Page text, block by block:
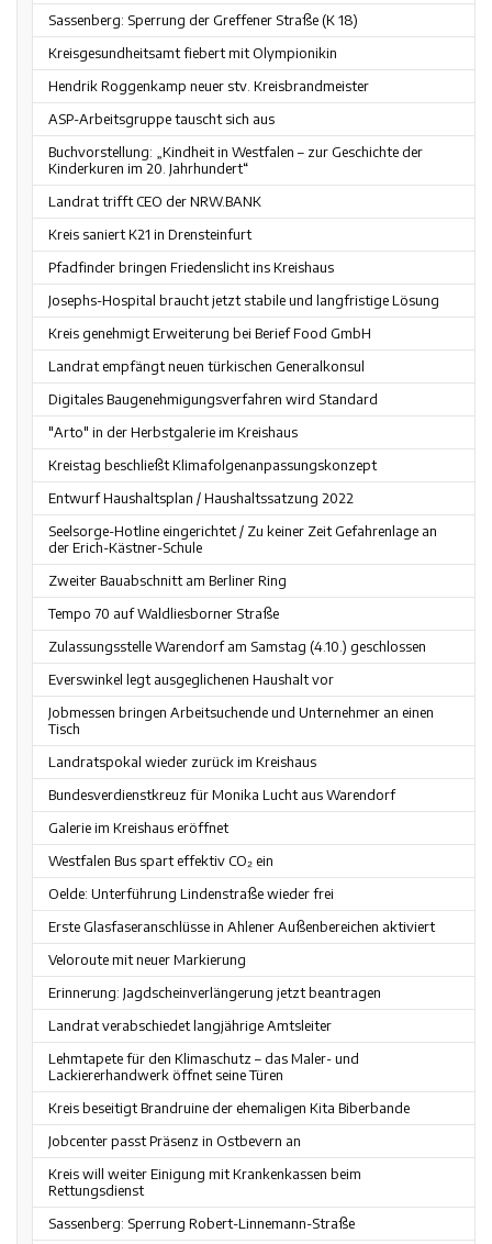
Sassenberg: Sperrung der Greffener Straße (K 18)
Kreisgesundheitsamt fiebert mit Olympionikin
Hendrik Roggenkamp neuer stv. Kreisbrandmeister
ASP-Arbeitsgruppe tauscht sich aus
Buchvorstellung: „Kindheit in Westfalen – zur Geschichte der
Kinderkuren im 20. Jahrhundert“
Landrat trifft CEO der NRW.BANK
Kreis saniert K21 in Drensteinfurt
Pfadfinder bringen Friedenslicht ins Kreishaus
Josephs-Hospital braucht jetzt stabile und langfristige Lösung
Kreis genehmigt Erweiterung bei Berief Food GmbH
Landrat empfängt neuen türkischen Generalkonsul
Digitales Baugenehmigungsverfahren wird Standard
"Arto" in der Herbstgalerie im Kreishaus
Kreistag beschließt Klimafolgenanpassungskonzept
Entwurf Haushaltsplan / Haushaltssatzung 2022
Seelsorge-Hotline eingerichtet / Zu keiner Zeit Gefahrenlage an
der Erich-Kästner-Schule
Zweiter Bauabschnitt am Berliner Ring
Tempo 70 auf Waldliesborner Straße
Zulassungsstelle Warendorf am Samstag (4.10.) geschlossen
Everswinkel legt ausgeglichenen Haushalt vor
Jobmessen bringen Arbeitsuchende und Unternehmer an einen
Tisch
Landratspokal wieder zurück im Kreishaus
Bundesverdienstkreuz für Monika Lucht aus Warendorf
Galerie im Kreishaus eröffnet
Westfalen Bus spart effektiv CO₂ ein
Oelde: Unterführung Lindenstraße wieder frei
Erste Glasfaseranschlüsse in Ahlener Außenbereichen aktiviert
Veloroute mit neuer Markierung
Erinnerung: Jagdscheinverlängerung jetzt beantragen
Landrat verabschiedet langjährige Amtsleiter
Lehmtapete für den Klimaschutz – das Maler- und
Lackiererhandwerk öffnet seine Türen
Kreis beseitigt Brandruine der ehemaligen Kita Biberbande
Jobcenter passt Präsenz in Ostbevern an
Kreis will weiter Einigung mit Krankenkassen beim
Rettungsdienst
Sassenberg: Sperrung Robert-Linnemann-Straße